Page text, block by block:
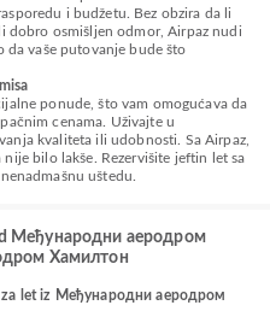
i budžetu. Bez obzira da li
dobro osmišljen odmor, Airpaz nudi
da vaše putovanje bude što
ponude, što vam omogućava da
cenama. Uživajte u
kvaliteta ili udobnosti. Sa Airpaz,
bilo lakše. Rezervišite jeftin let sa
uštedu.
Међународни аеродром
Хамилтон
let iz Међународни аеродром